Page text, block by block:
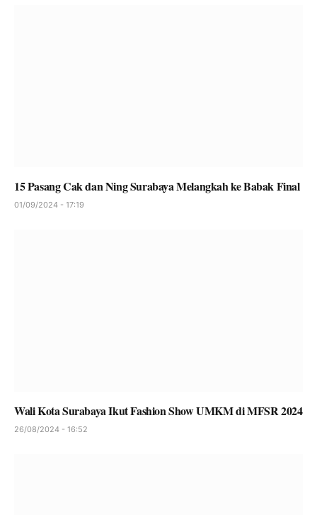
15 Pasang Cak dan Ning Surabaya Melangkah ke Babak Final
01/09/2024 - 17:19
Wali Kota Surabaya Ikut Fashion Show UMKM di MFSR 2024
26/08/2024 - 16:52